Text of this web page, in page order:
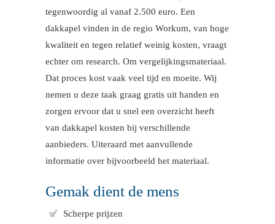
tegenwoordig al vanaf 2.500 euro. Een
dakkapel vinden in de regio Workum, van hoge
kwaliteit en tegen relatief weinig kosten, vraagt
echter om research. Om vergelijkingsmateriaal.
Dat proces kost vaak veel tijd en moeite. Wij
nemen u deze taak graag gratis uit handen en
zorgen ervoor dat u snel een overzicht heeft
van dakkapel kosten bij verschillende
aanbieders. Uiteraard met aanvullende
informatie over bijvoorbeeld het materiaal.
Gemak dient de mens
Scherpe prijzen